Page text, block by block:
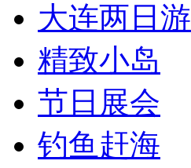
大连两日游
精致小岛
节日展会
钓鱼赶海